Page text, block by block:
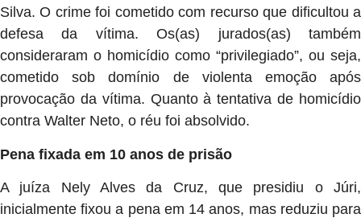
Silva. O crime foi cometido com recurso que dificultou a
defesa da vítima. Os(as) jurados(as) também
consideraram o homicídio como “privilegiado”, ou seja,
cometido sob domínio de violenta emoção após
provocação da vítima. Quanto à tentativa de homicídio
contra Walter Neto, o réu foi absolvido.
Pena fixada em 10 anos de prisão
A juíza Nely Alves da Cruz, que presidiu o Júri,
inicialmente fixou a pena em 14 anos, mas reduziu para